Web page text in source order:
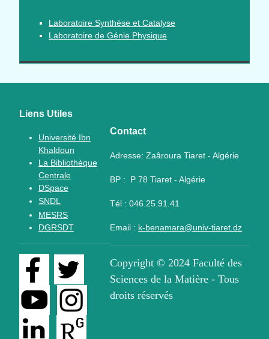
Laboratoire Synthèse et Catalyse
Laboratoire de Génie Physique
Liens Utiles
Université Ibn
Khaldoun
La Bibliothèque
Centrale
DSpace
SNDL
MESRS
DGRSDT
Contact
Adresse: Zaâroura Tiaret - Algérie
BP : P 78 Tiaret - Algérie
Tél : 046.25.91.41
Email : k-benamara@univ-tiaret.dz
Copyright © 2024 Faculté des
Sciences de la Matière - Tous
droits réservés